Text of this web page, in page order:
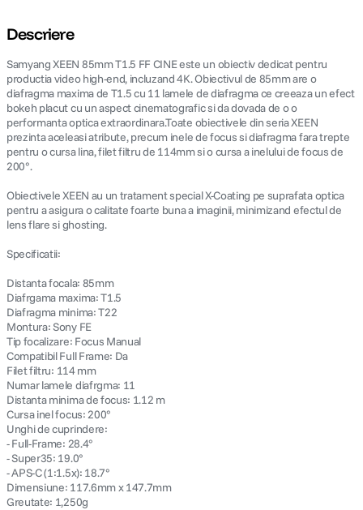
5. lavaliera
6. canon sx740 hs
7. card memorie
9. dji mic mini
10.
Descriere
Samyang XEEN 85mm T1.5 FF CINE este un obiectiv dedicat pentru
productia video high-end, incluzand 4K. Obiectivul de 85mm are o
diafragma maxima de T1.5 cu 11 lamele de diafragma ce creeaza un efect
bokeh placut cu un aspect cinematografic si da dovada de o o
performanta optica extraordinara.Toate obiectivele din seria XEEN
prezinta aceleasi atribute, precum inele de focus si diafragma fara trepte
pentru o cursa lina, filet filtru de 114mm si o cursa a inelului de focus de
200°.
Obiectivele XEEN au un tratament special X-Coating pe suprafata optica
pentru a asigura o calitate foarte buna a imaginii, minimizand efectul de
lens flare si ghosting.
Specificatii:
Distanta focala: 85mm
Diafrgama maxima: T1.5
Diafragma minima: T22
Montura: Sony FE
Tip focalizare: Focus Manual
Compatibil Full Frame: Da
Filet filtru: 114 mm
Numar lamele diafrgma: 11
Distanta minima de focus: 1.12 m
Cursa inel focus: 200°
Unghi de cuprindere:
- Full-Frame: 28.4°
- Super35: 19.0°
- APS-C (1:1.5x): 18.7°
Dimensiune: 117.6mm x 147.7mm
Greutate: 1,250g